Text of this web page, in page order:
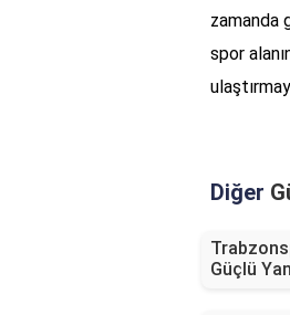
zamanda
spor
Diğer
Güçlü